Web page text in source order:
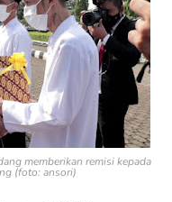
memberikan remisi kepada
(foto: ansori)